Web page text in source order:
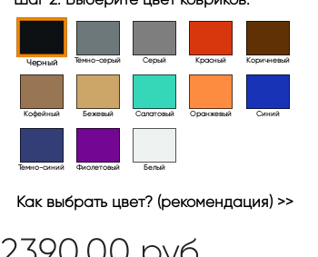
Черный Тёмно-серый Серый Красный Коричневый
Кофейный Бежевый Салатовый Оранжевый Синий
Темно-синий Фиолетовый Белый
Как выбрать цвет? (рекомендация) >>